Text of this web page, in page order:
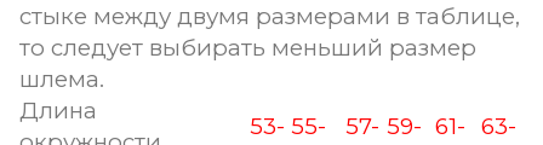
стыке между двумя размерами в таблице,
то следует выбирать меньший размер
шлема.
Длина
53- 55- 57- 59- 61-
63-